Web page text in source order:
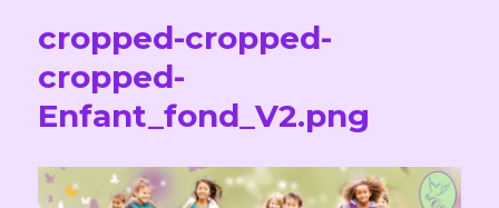
cropped-cropped-
cropped-
Enfant_fond_V2.png